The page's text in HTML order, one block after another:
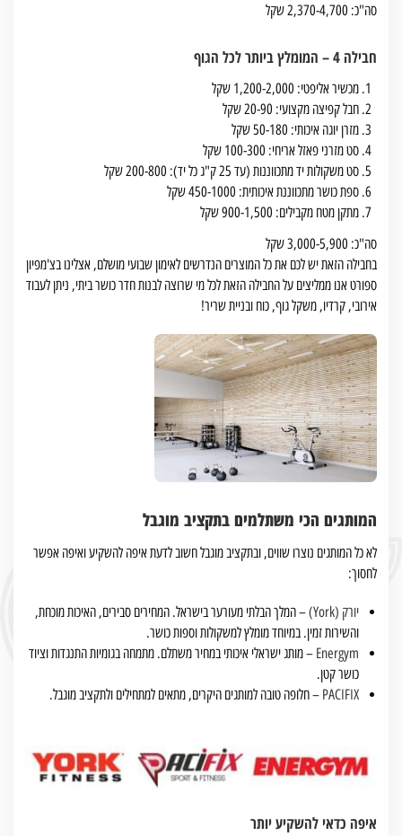
סה"כ: 2,370-4,700 שקל
חבילה 4 – המומלץ ביותר לכל הגוף
מכשיר אליפטי: 1,200-2,000 שקל
חבל קפיצה מקצועי: 20-90 שקל
מזרן יוגה איכותי: 50-180 שקל
סט מזרני פאזל אריחי: 100-300 שקל
סט משקולות יד מתכווננות (עד 25 ק"ג כל יד): 200-800 שקל
ספת כושר מתכווננת איכותית: 450-1000 שקל
מתקן מטח מקבילים: 900-1,500 שקל
סה"כ: 3,000-5,900 שקל
בחבילה הזאת יש לכם את כל המוצרים הנדרשים לאימון שבועי מושלם, אצלינו בצ'מפיון
ספורט אנו ממליצים על החבילה הזאת לכל מי שרוצה לבנות חדר כושר ביתי, ניתן לעבוד
אירובי, קרדיו, משקל גוף, כוח ובניית שריר!
המותגים הכי משתלמים בתקציב מוגבל
לא כל המותגים נוצרו שווים, ובתקציב מוגבל חשוב לדעת איפה להשקיע ואיפה אפשר
לחסוך:
יורק (York)
– המלך הבלתי מעורער בישראל. המחירים סבירים, האיכות מוכחת,
והשירות זמין. במיוחד מומלץ למשקולות וספות כושר.
Energym – מותג ישראלי איכותי במחיר משתלם. מתמחה בגומיות התנגדות וציוד
כושר קטן.
PACIFIX – חלופה טובה למותגים היקרים, מתאים למתחילים ולתקציב מוגבל.
איפה כדאי להשקיע יותר